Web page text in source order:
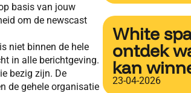
basis van jouw
om de newscast
niet binnen de hele
in alle berichtgeving.
bezig zijn. De
de gehele organisatie
White
ontdek
kan
23-04-2026